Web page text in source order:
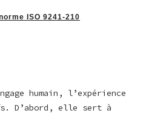
ISO 9241-210
humain, l’expérience
D’abord, elle sert à